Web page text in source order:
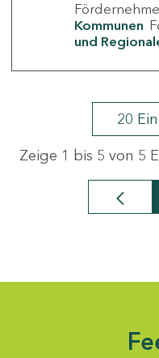
Kommunen
und
20
Zeige 1 bis 5 von 5